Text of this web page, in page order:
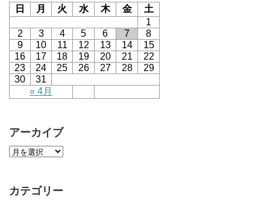
日
月 火 水 木 金 土
« 4月
1
2
3 4 5 6 7
8
9
10 11 12 13 14
15
16
17 18 19 20 21
22
23
24 25 26 27 28
29
30
31
アーカイブ
カテゴリー